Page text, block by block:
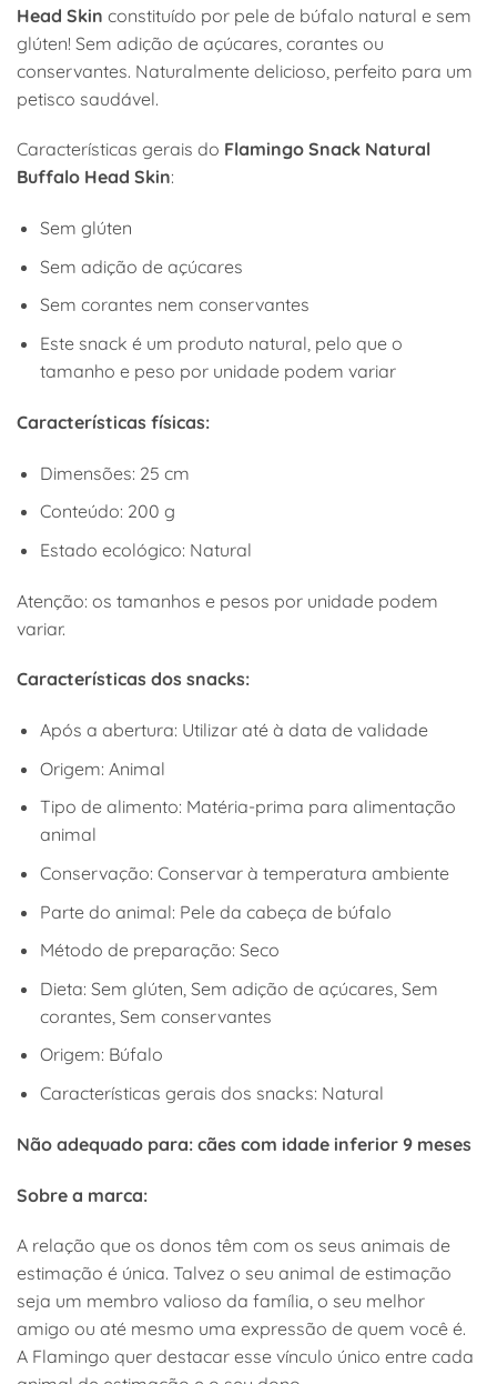
Head Skin constituído por pele de búfalo natural e sem
glúten! Sem adição de açúcares, corantes ou
conservantes. Naturalmente delicioso, perfeito para um
petisco saudável.
Características gerais do Flamingo Snack Natural
Buffalo Head Skin:
Sem glúten
Sem adição de açúcares
Sem corantes nem conservantes
Este snack é um produto natural, pelo que o
tamanho e peso por unidade podem variar
Características físicas:
Dimensões: 25 cm
Conteúdo: 200 g
Estado ecológico: Natural
Atenção: os tamanhos e pesos por unidade podem
variar.
Características dos snacks:
Após a abertura: Utilizar até à data de validade
Origem: Animal
Tipo de alimento: Matéria-prima para alimentação
animal
Conservação: Conservar à temperatura ambiente
Parte do animal: Pele da cabeça de búfalo
Método de preparação: Seco
Dieta: Sem glúten, Sem adição de açúcares, Sem
corantes, Sem conservantes
Origem: Búfalo
Características gerais dos snacks: Natural
Não adequado para: cães com idade inferior 9 meses
Sobre a marca:
A relação que os donos têm com os seus animais de
estimação é única. Talvez o seu animal de estimação
seja um membro valioso da família, o seu melhor
amigo ou até mesmo uma expressão de quem você é.
A Flamingo quer destacar esse vínculo único entre cada